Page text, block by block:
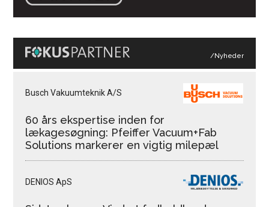
/Nyheder
Busch Vakuumteknik A/S
60 års ekspertise inden for
lækagesøgning: Pfeiffer Vacuum+Fab
Solutions markerer en vigtig milepæl
DENIOS ApS